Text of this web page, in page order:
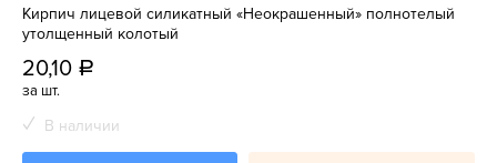
Кирпич лицевой силикатный «Неокрашенный» полнотелый
утолщенный колотый
20,10 a
за шт.
В наличии